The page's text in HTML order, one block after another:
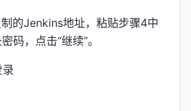
的Jenkins地址，粘贴步骤4中
码，点击“继续”。